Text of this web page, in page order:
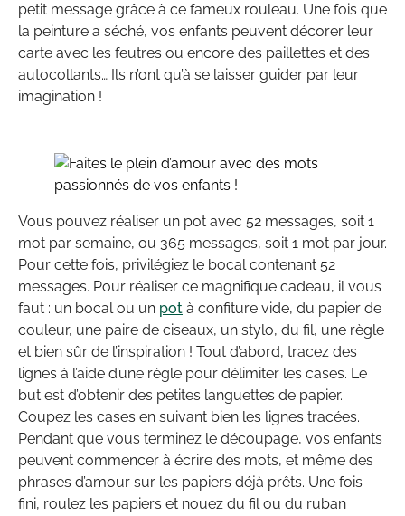
petit message grâce à ce fameux rouleau. Une fois que
la peinture a séché, vos enfants peuvent décorer leur
carte avec les feutres ou encore des paillettes et des
autocollants… Ils n’ont qu’à se laisser guider par leur
imagination !
Vous pouvez réaliser un pot avec 52 messages, soit 1
mot par semaine, ou 365 messages, soit 1 mot par jour.
Pour cette fois, privilégiez le bocal contenant 52
messages. Pour réaliser ce magnifique cadeau, il vous
faut : un bocal ou un pot à confiture vide, du papier de
couleur, une paire de ciseaux, un stylo, du fil, une règle
et bien sûr de l’inspiration ! Tout d’abord, tracez des
lignes à l’aide d’une règle pour délimiter les cases. Le
but est d’obtenir des petites languettes de papier.
Coupez les cases en suivant bien les lignes tracées.
Pendant que vous terminez le découpage, vos enfants
peuvent commencer à écrire des mots, et même des
phrases d’amour sur les papiers déjà prêts. Une fois
fini, roulez les papiers et nouez du fil ou du ruban